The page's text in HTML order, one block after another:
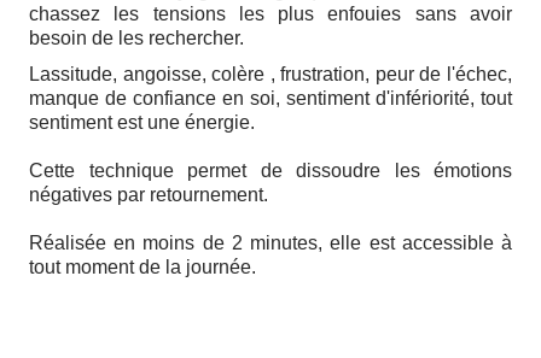
chassez les tensions les plus enfouies sans avoir
besoin de les rechercher.
Lassitude, angoisse, colère , frustration, peur de l'échec,
manque de confiance en soi, sentiment d'infériorité, tout
sentiment est une énergie.
Cette technique permet de dissoudre les émotions
négatives par retournement.
Réalisée en moins de 2 minutes, elle est accessible à
tout moment de la journée.